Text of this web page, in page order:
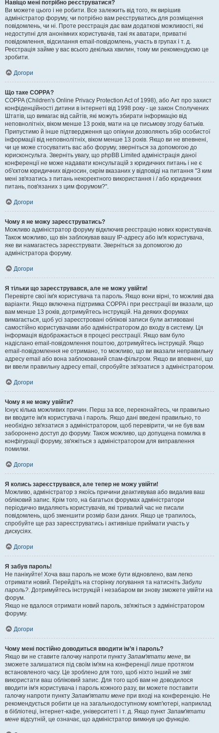
Навіщо мені потрібно реєструватися?
Ви можете цього і не робити. Все залежить від того, як вирішив
адміністратор форуму, чи потрібно вам реєструватись для розміщення
повідомлень, чи ні. Проте реєстрація дає вам додаткові можливості, які
недоступні для анонімних користувачів, такі як аватари, приватні
повідомлення, відсилання email-повідомлень, участь в групах і т. д.
Реєстрація займе у вас всього декілька хвилин, тому ми рекомендуємо це
зробити.
Догори
Що таке COPPA?
COPPA (Children's Online Privacy Protection Act of 1998), або Акт про захист
конфіденційності дитини в інтернеті від 1998 року - це закон Сполучених
Штатів, що вимагає від сайтів, які можуть збирати інформацію від
неповнолітніх, віком менше 13 років, мати на це письмову згоду батьків.
Припустимо й інше підтвердження що опікуни дозволяють збір особистої
інформації від неповнолітніх, віком менше 13 років. Якщо ви не впевнені,
чи це може стосуватить вас або форуму, зверніться за допомогою до
юрисконсульта. Зверніть увагу, що phpBB Limited адміністрація даної
конференції не може надавати консультацій з юридичних питань і не є
об'єктом юридичних відносин, окрім вказаних у відповіді на питання "З ким
мені зв'язатись з питань некоректного використання і / або юридичних
питань, пов'язаних з цим форумом?".
Догори
Чому я не можу зареєструватись?
Можливо адміністратор форуму відключив реєстрацію нових користувачів.
Також можливо, що він заблокував вашу IP-адресу або ім'я користувача,
яке ви намагаєтесь зареєструвати. Зверніться за допомогою до
адміністратора форуму.
Догори
Я тільки що зареєструвався, але не можу увійти!
Перевірте свої ім'я користувача та пароль. Якщо вони вірні, то можливі два
варіанти. Якщо включена підтримка COPPA і при реєстрації ви вказали, що
вам менше 13 років, дотримуйтесь інструкцій. На деяких форумах
вимагається, щоб усі зареєстровані облікові записи були активовані
самостійно користувачами або адміністратором до входу в систему. Ця
інформація відображається в процесі реєстрації. Якщо вам було
надіслано email-повідомлення поштою, дотримуйтесь інструкцій. Якщо
email-повідомлення не отримано, то можливо, що ви вказали неправильну
адресу email або вона заблокований спам-фільтром. Якщо ви впевнені, що
ви ввели правильну адресу email, спробуйте зв'язатися з адміністратором.
Догори
Чому я не можу увійти?
Існує кілька можливих причин. Перш за все, переконайтесь, чи правильно
ви вводите ім'я користувача і пароль. Якщо дані введені правильно, то
необхідно зв'язатися з адміністратором, щоб перевірити, чи не був вам
заборонено доступ до форуму. Також можливо, що допущена помилка в
конфігурації форуму, зв'яжіться з адміністратором для виправлення
помилки.
Догори
Я колись зареєструвався, але тепер не можу увійти!
Можливо, адміністратор з якоїсь причини деактивував або видалив ваш
обліковий запис. Крім того, на багатьох форумах адміністратори
періодично видаляють користувачів, які тривалий час не писали
повідомлень, щоб зменшити розмір бази даних. Якщо це трапилось,
спробуйте ще раз зареєструватись і активніше приймати участь у
дискусіях.
Догори
Я забув пароль!
Не панікуйте! Хоча ваш пароль не може бути відновлено, вам легко
отримати новий. Перейдіть на сторінку логування та натисніть Забули
пароль?. Дотримуйтесь інструкцій і незабаром ви знову зможете увійти на
форум.
Якщо не вдалося отримати новий пароль, зв'яжіться з адміністратором
форуму.
Догори
Чому мені постійно доводиться вводити ім’я і пароль?
Якщо ви не ставите галочку напроти пункту Запам'ятати мене, ви
зможете залишатися під своїм ім'ям на конференції лише протягом
встановленого часу. Це зроблено для того, щоб ніхто інший не зміг
використати ваш обліковий запис. Для того щоб вам не доводилося
вводити ім'я користувача і пароль кожного разу, ви можете поставити
галочку напроти пункту Запам'ятати мене при вході на конференцію. Не
рекомендується робити це на загальнодоступному комп'ютері, наприклад
в бібліотеці, інтернет-кафе, університеті і т. д. Якщо пункт Запам'ятати
мене відсутній, це означає, що адміністратор вимкнув цю функцію.